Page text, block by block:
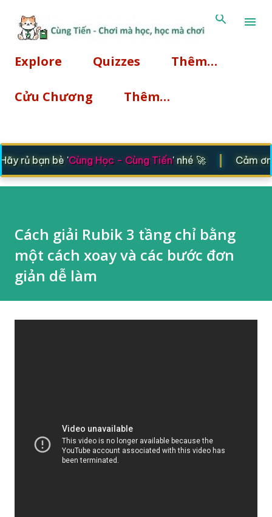
Explore Quizzes Thêm…
Cửu Chương Thêm…
rủ bạn bè 'Cùng Học - Cùng Tiến' nhé 🚀 Cảm
Cách giải Rubik 3 tầng chỉ bằng
một cách xoay và các bước đơn
giản dễ làm